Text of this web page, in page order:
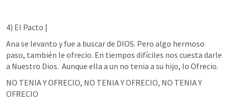
4) El Pacto |
Ana se levanto y fue a buscar de DIOS. Pero algo hermoso
paso, también le ofrecio. En tiempos difíciles nos cuesta darle
a Nuestro Dios.  Aunque ella a un no tenia a su hijo, lo Ofrecio.
NO TENIA Y OFRECIO, NO TENIA Y OFRECIO, NO TENIA Y
OFRECIO